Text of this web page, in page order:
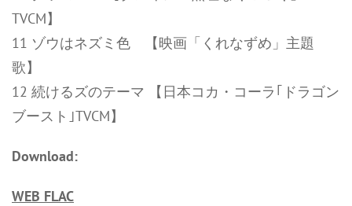
TVCM】
11 ゾウはネズミ色 【映画「くれなずめ」主題
歌】
12 続けるズのテーマ 【日本コカ・コーラ｢ドラゴン
ブースト｣TVCM】
Download:
WEB FLAC